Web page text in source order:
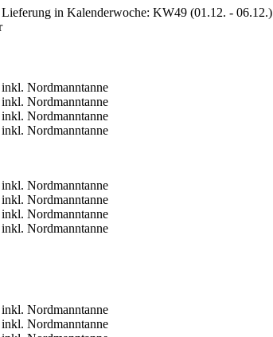
Lieferung in Kalenderwoche: KW49 (01.12. - 06.12.)